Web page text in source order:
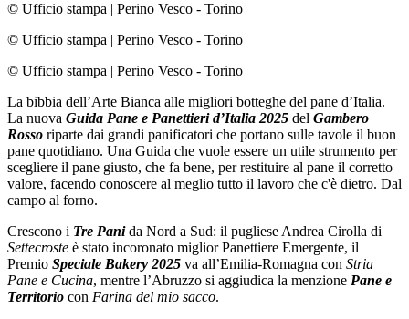
© Ufficio stampa | Perino Vesco - Torino
© Ufficio stampa | Perino Vesco - Torino
© Ufficio stampa | Perino Vesco - Torino
La bibbia dell’Arte Bianca alle migliori botteghe del pane d’Italia.
La nuova Guida Pane e Panettieri d’Italia 2025 del Gambero
Rosso riparte dai grandi panificatori che portano sulle tavole il buon
pane quotidiano. Una Guida che vuole essere un utile strumento per
scegliere il pane giusto, che fa bene, per restituire al pane il corretto
valore, facendo conoscere al meglio tutto il lavoro che c'è dietro. Dal
campo al forno.
Crescono i Tre Panida Nord a Sud: il pugliese Andrea Cirolla di
Settecroste è stato incoronato miglior Panettiere Emergente, il
Premio Speciale Bakery 2025 va all’Emilia-Romagna con Stria
Pane e Cucina, mentre l’Abruzzo si aggiudica la menzione Pane e
Territorio con Farina del mio sacco.